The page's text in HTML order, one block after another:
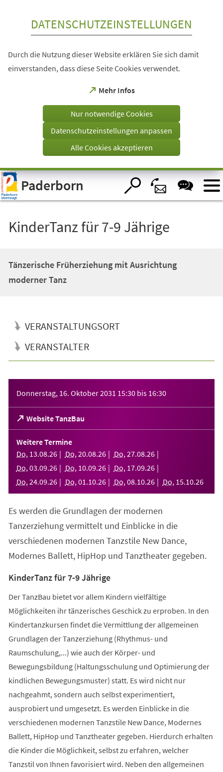
Visuelle
Assistenzsoftware
öffnen.
DATENSCHUTZEINSTELLUNGEN
Durch die Nutzung dieser Website erklären Sie sich damit
einverstanden, dass diese Seite Cookies verwendet.
Mehr Infos
(Öffnet
einem
Tab)
Nur notwendige Cookies
Datenschutzeinstellungen anpassen
Alle Cookies akzeptieren
Paderborn
KinderTanz für 7-9 Jährige
Tänzerische Früherziehung mit Ausrichtung
moderner Tanz
VERANSTALTUNGSORT
VERANSTALTER
Donnerstag, 16. Oktober 2031 15:30 bis 16:30
Website TanzBau
(Öffnet
in
einem
neuen
Tab)
Weitere Termine
Do, 13.08.26 Do, 20.08.26 Do, 27.08.26
Do, 03.09.26 Do, 10.09.26 Do, 17.09.26
Do, 24.09.26 Do, 01 .10.26 Do, 08.10.26 Do, 15.10.26
Es werden die Grundlagen der modernen
Tanzerziehung vermittelt und Einblicke in die
verschiedenen modernen Tanzstile New Dance,
Modernes Ballett, HipHop und Tanztheater gegeben.
KinderTanz für 7-9 Jährige
Der TanzBau bietet vor allem Kindern vielfältige
Möglichkeiten ihr tänzerisches Geschick zu erproben. In den
Kindertanzkursen findet die Vermittlung der allgemeinen
Grundlagen der Tanzerziehung (Rhythmus- und
Raumschulung,...) wie auch der Körper- und
Bewegungsbildung (Haltungsschulung und Optimierung der
kindlichen Bewegungsmuster) statt. Es wird nicht nur
nachgeahmt, sondern auch selbst experimentiert,
ausprobiert und umgesetzt. Es werden Einblicke in die
verschiedenen modernen Tanzstile New Dance, Modernes
Ballett, HipHop und Tanztheater gegeben. Hierdurch erhalten
die Kinder die Möglichkeit, selbst zu erfahren, welcher
Tanzstil von Ihnen favorisiert wird. Neben den allgemeinen